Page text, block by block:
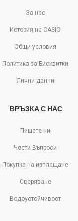
За нас
История на CASIO
Общи условия
Политика за Бисквитки
Лични данни
ВРЪЗКА С НАС
Пишете ни
Чести Въпроси
Покупка на изплащане
Сверяване
Водоустойчивост